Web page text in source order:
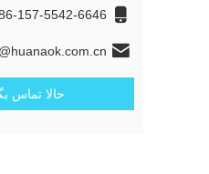
157-5542-6646
حالا تماس